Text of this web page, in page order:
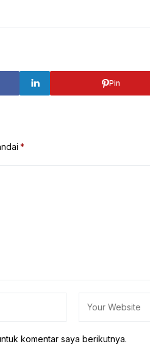
TANAH LAUT
Pin
*
komentar saya berikutnya.